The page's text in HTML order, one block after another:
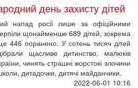
день захисту дітей
напад росії лише за офіційними
щонайменше 689 дітей, зокрема
446 поранено. У сотень тисяч дітей
щасливе дитинство, малюків
чинять страшні жорстокі злочини
дитадочки, дитячі майданчики.
2022-06-01 10:16